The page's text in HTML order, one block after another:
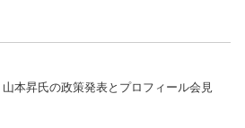
山本昇氏の政策発表とプロフィール会見